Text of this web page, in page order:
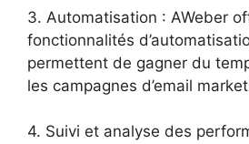
3. Automatisation : AWeber
fonctionnalités
permettent de gagner du
les campagnes d’email
4. Suivi et analyse des